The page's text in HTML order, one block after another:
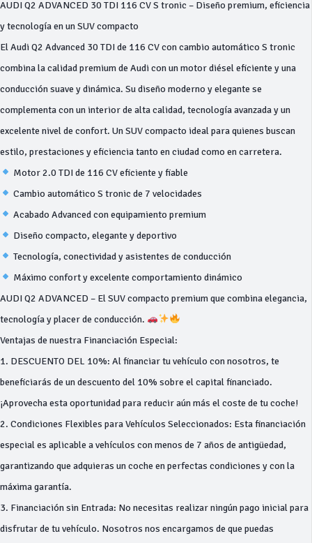
AUDI Q2 ADVANCED 30 TDI 116 CV S tronic – Diseño premium, eficiencia
y tecnología en un SUV compacto
El Audi Q2 Advanced 30 TDI de 116 CV con cambio automático S tronic
combina la calidad premium de Audi con un motor diésel eficiente y una
conducción suave y dinámica. Su diseño moderno y elegante se
complementa con un interior de alta calidad, tecnología avanzada y un
excelente nivel de confort. Un SUV compacto ideal para quienes buscan
estilo, prestaciones y eficiencia tanto en ciudad como en carretera.
Motor 2.0 TDI de 116 CV eficiente y fiable
Cambio automático S tronic de 7 velocidades
Acabado Advanced con equipamiento premium
Diseño compacto, elegante y deportivo
Tecnología, conectividad y asistentes de conducción
Máximo confort y excelente comportamiento dinámico
AUDI Q2 ADVANCED – El SUV compacto premium que combina elegancia,
tecnología y placer de conducción.
Ventajas de nuestra Financiación Especial:
1. DESCUENTO DEL 10%: Al financiar tu vehículo con nosotros, te
beneficiarás de un descuento del 10% sobre el capital financiado.
¡Aprovecha esta oportunidad para reducir aún más el coste de tu coche!
2. Condiciones Flexibles para Vehículos Seleccionados: Esta financiación
especial es aplicable a vehículos con menos de 7 años de antigüedad,
garantizando que adquieras un coche en perfectas condiciones y con la
máxima garantía.
3. Financiación sin Entrada: No necesitas realizar ningún pago inicial para
disfrutar de tu vehículo. Nosotros nos encargamos de que puedas